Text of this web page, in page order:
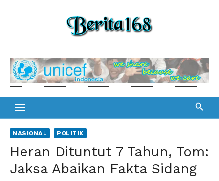
NASIONAL POLITIK
Heran Dituntut 7 Tahun, Tom:
Jaksa Abaikan Fakta Sidang